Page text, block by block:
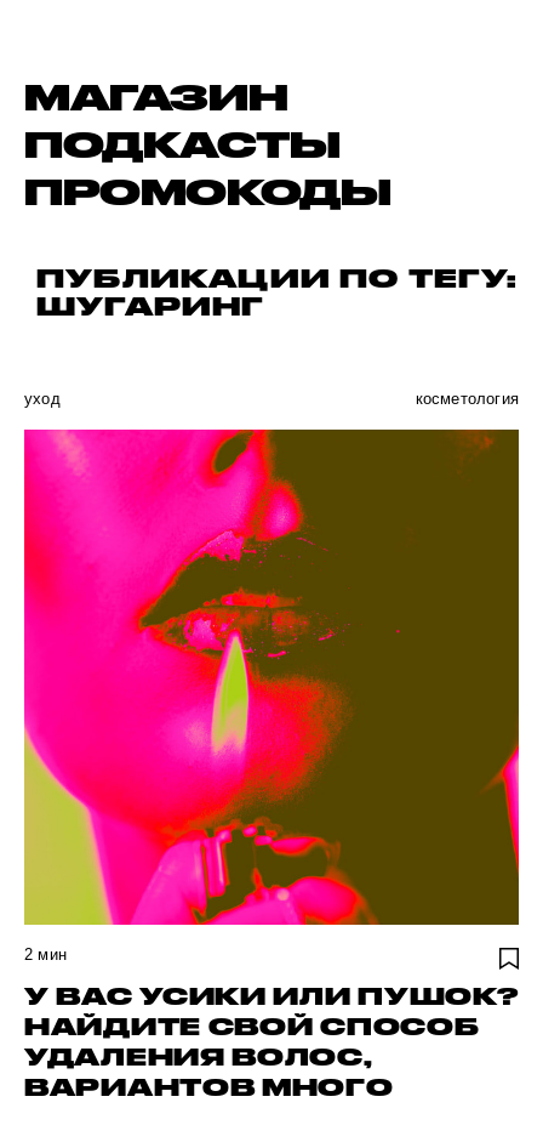
МАГАЗИН
ПОДКАСТЫ
ПРОМОКОДЫ
ПУБЛИКАЦИИ ПО ТЕГУ:
ШУГАРИНГ
уход косметология
2 мин
У ВАС УСИКИ ИЛИ ПУШОК?
НАЙДИТЕ СВОЙ СПОСОБ
УДАЛЕНИЯ ВОЛОС,
ВАРИАНТОВ МНОГО